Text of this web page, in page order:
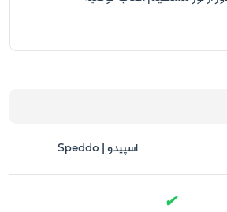
اسپیدو | Speddo